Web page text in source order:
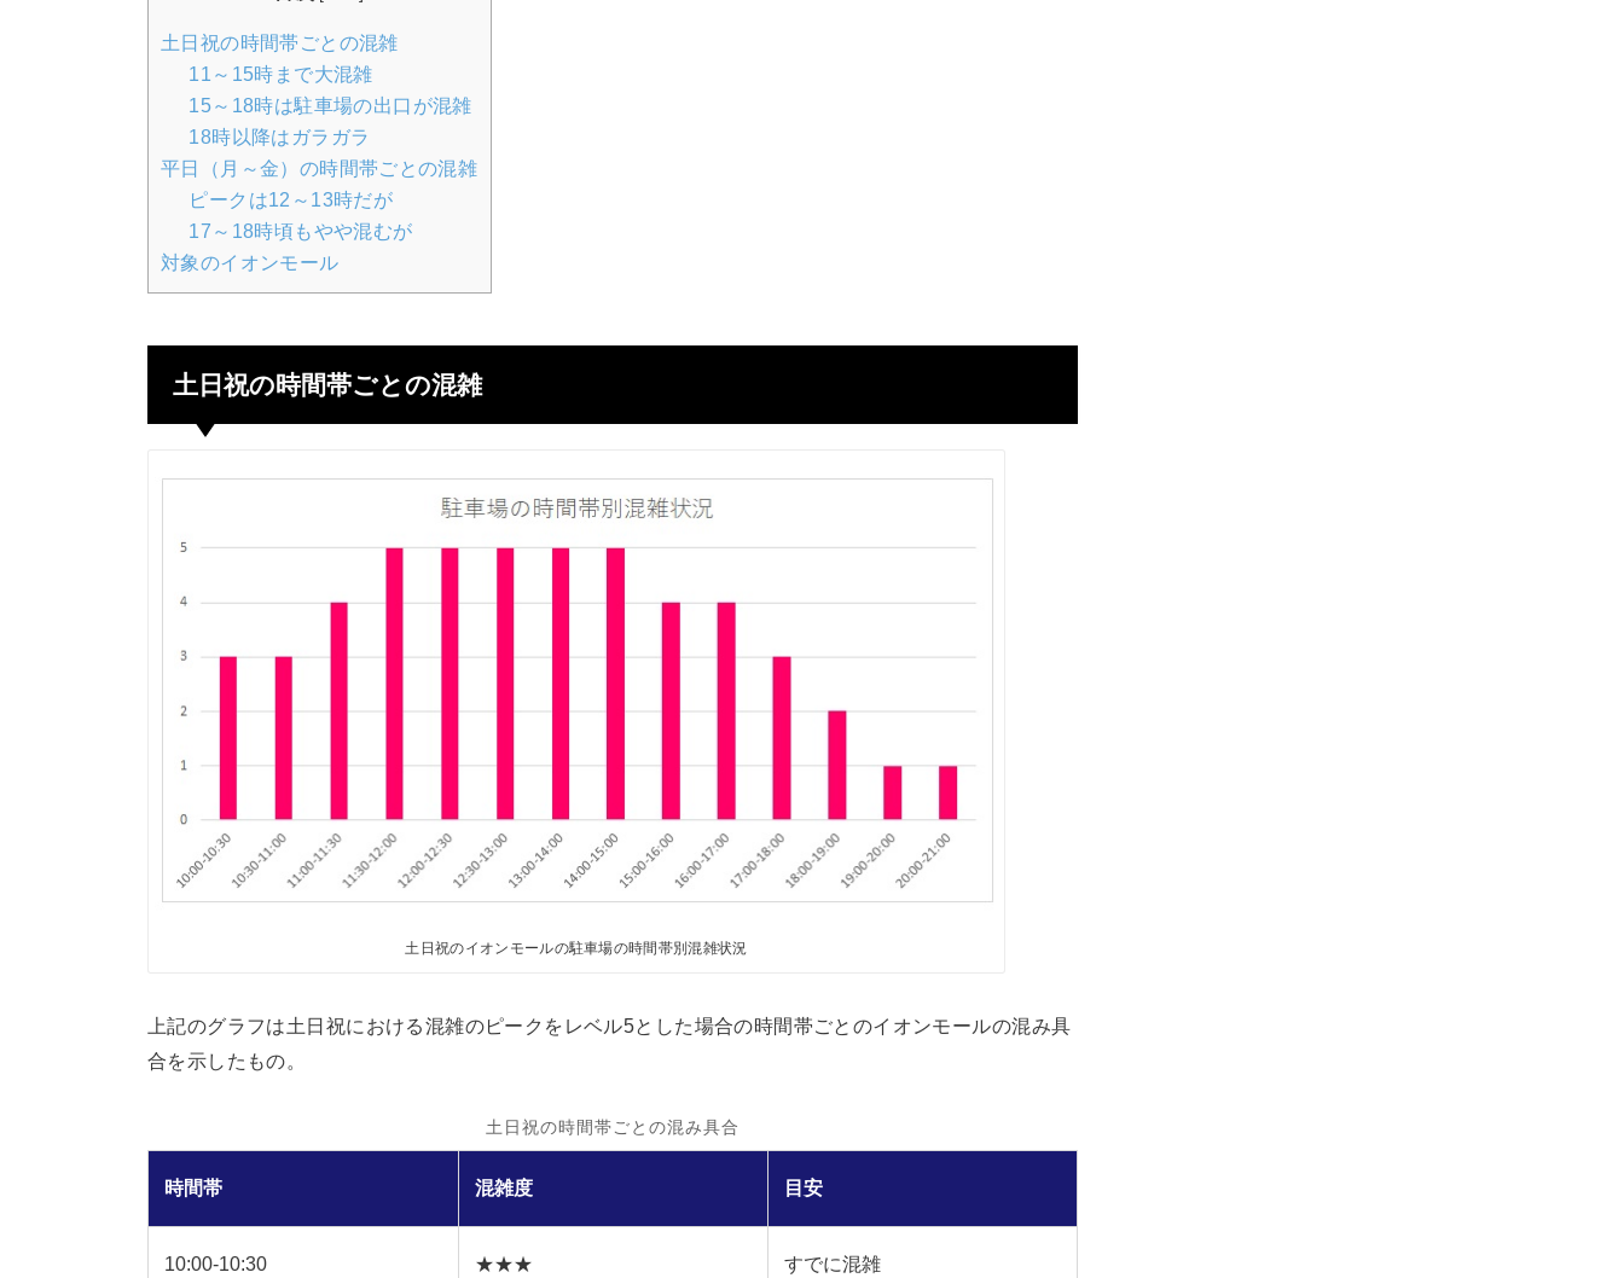
土日祝の時間帯ごとの混雑
11～15時まで大混雑
15～18時は駐車場の出口が混雑
18時以降はガラガラ
平日（月～金）の時間帯ごとの混雑
ピークは12～13時だが
17～18時頃もやや混むが
対象のイオンモール
土日祝の時間帯ごとの混雑
土日祝のイオンモールの駐車場の時間帯別混雑状況
上記のグラフは土日祝における混雑のピークをレベル5とした場合の時間帯ごとのイオンモールの混み具
合を示したもの。
土日祝の時間帯ごとの混み具合
時間帯 混雑度 目安
10:00-10:30 ★★★ すでに混雑